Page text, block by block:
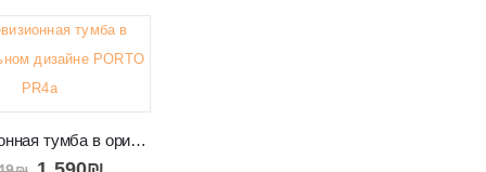
Телевизионная тумба в оригинальном дизайне PORTO PR4a